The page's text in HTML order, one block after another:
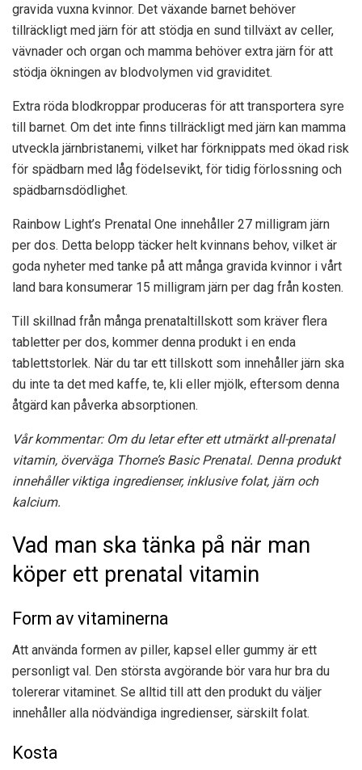
gravida vuxna kvinnor. Det växande barnet behöver
tillräckligt med järn för att stödja en sund tillväxt av celler,
vävnader och organ och mamma behöver extra järn för att
stödja ökningen av blodvolymen vid graviditet.
Extra röda blodkroppar produceras för att transportera syre
till barnet. Om det inte finns tillräckligt med järn kan mamma
utveckla järnbristanemi, vilket har förknippats med ökad risk
för spädbarn med låg födelsevikt, för tidig förlossning och
spädbarnsdödlighet.
Rainbow Light’s Prenatal One innehåller 27 milligram järn
per dos. Detta belopp täcker helt kvinnans behov, vilket är
goda nyheter med tanke på att många gravida kvinnor i vårt
land bara konsumerar 15 milligram järn per dag från kosten.
Till skillnad från många prenataltillskott som kräver flera
tabletter per dos, kommer denna produkt i en enda
tablettstorlek. När du tar ett tillskott som innehåller järn ska
du inte ta det med kaffe, te, kli eller mjölk, eftersom denna
åtgärd kan påverka absorptionen.
Vår kommentar: Om du letar efter ett utmärkt all-prenatal
vitamin, överväga Thorne’s Basic Prenatal. Denna produkt
innehåller viktiga ingredienser, inklusive folat, järn och
kalcium.
Vad man ska tänka på när man
köper ett prenatal vitamin
Form av vitaminerna
Att använda formen av piller, kapsel eller gummy är ett
personligt val. Den största avgörande bör vara hur bra du
tolererar vitaminet. Se alltid till att den produkt du väljer
innehåller alla nödvändiga ingredienser, särskilt folat.
Kosta